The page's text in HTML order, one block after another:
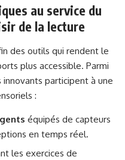
au service du
de la lecture
des outils qui rendent le
plus accessible. Parmi
participent à une
:
équipés de capteurs
en temps réel.
les exercices de